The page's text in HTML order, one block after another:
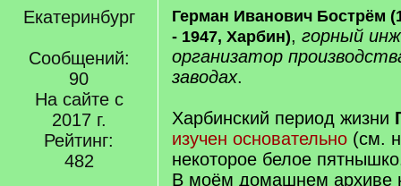
Екатеринбург
Сообщений:
90
На сайте с
2017 г.
Рейтинг:
482
Герман Иванович Бострём
- 1947, Харбин), горный
организатор
заводах.
Харбинский период жизни
изучен основательно (см.
некоторое белое
В моём домашнем архиве